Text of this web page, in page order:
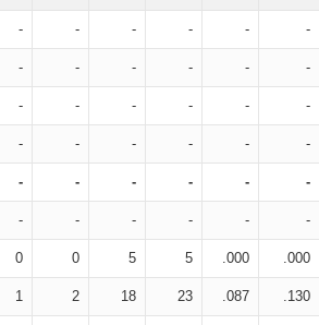
- - - - - -
- - - - - -
- - - - - -
- - - - - -
- - - - - -
- - - - - -
0 0 5 5 .000 .000
1 2 18 23 .087 .130